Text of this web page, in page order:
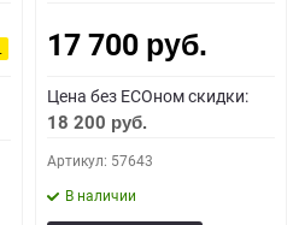
17 700 руб.
Цена без ECOном скидки:
18 200 руб.
Артикул: 57643
В наличии